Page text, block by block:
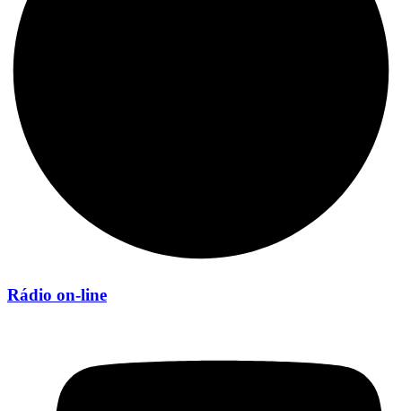
Rádio on-line